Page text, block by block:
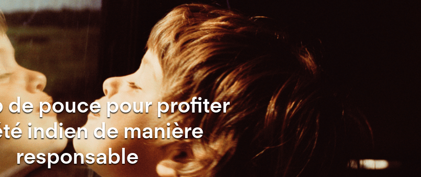
de pouce pour profiter
indien de manière
responsable